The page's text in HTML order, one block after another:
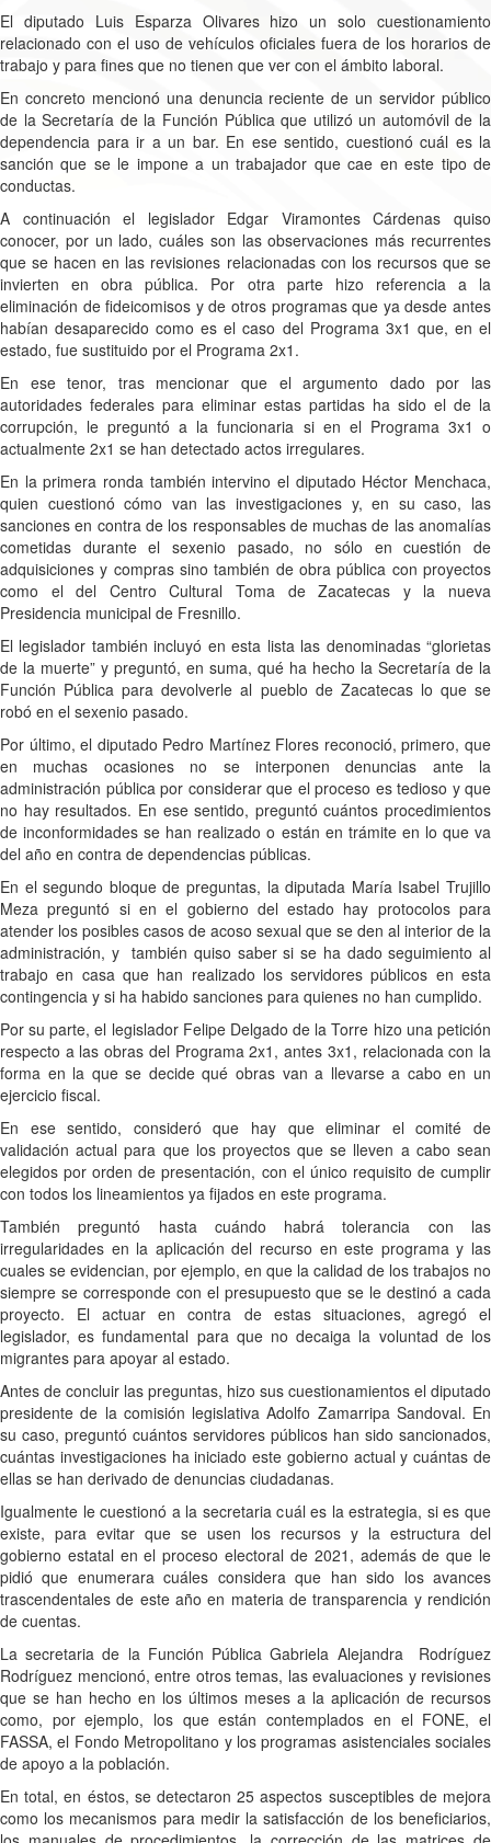
El diputado Luis Esparza Olivares hizo un solo cuestionamiento
relacionado con el uso de vehículos oficiales fuera de los horarios de
trabajo y para fines que no tienen que ver con el ámbito laboral.
En concreto mencionó una denuncia reciente de un servidor público
de la Secretaría de la Función Pública que utilizó un automóvil de la
dependencia para ir a un bar. En ese sentido, cuestionó cuál es la
sanción que se le impone a un trabajador que cae en este tipo de
conductas.
A continuación el legislador Edgar Viramontes Cárdenas quiso
conocer, por un lado, cuáles son las observaciones más recurrentes
que se hacen en las revisiones relacionadas con los recursos que se
invierten en obra pública. Por otra parte hizo referencia a la
eliminación de fideicomisos y de otros programas que ya desde antes
habían desaparecido como es el caso del Programa 3x1 que, en el
estado, fue sustituido por el Programa 2x1.
En ese tenor, tras mencionar que el argumento dado por las
autoridades federales para eliminar estas partidas ha sido el de la
corrupción, le preguntó a la funcionaria si en el Programa 3x1 o
actualmente 2x1 se han detectado actos irregulares.
En la primera ronda también intervino el diputado Héctor Menchaca,
quien cuestionó cómo van las investigaciones y, en su caso, las
sanciones en contra de los responsables de muchas de las anomalías
cometidas durante el sexenio pasado, no sólo en cuestión de
adquisiciones y compras sino también de obra pública con proyectos
como el del Centro Cultural Toma de Zacatecas y la nueva
Presidencia municipal de Fresnillo.
El legislador también incluyó en esta lista las denominadas “glorietas
de la muerte” y preguntó, en suma, qué ha hecho la Secretaría de la
Función Pública para devolverle al pueblo de Zacatecas lo que se
robó en el sexenio pasado.
Por último, el diputado Pedro Martínez Flores reconoció, primero, que
en muchas ocasiones no se interponen denuncias ante la
administración pública por considerar que el proceso es tedioso y que
no hay resultados. En ese sentido, preguntó cuántos procedimientos
de inconformidades se han realizado o están en trámite en lo que va
del año en contra de dependencias públicas.
En el segundo bloque de preguntas, la diputada María Isabel Trujillo
Meza preguntó si en el gobierno del estado hay protocolos para
atender los posibles casos de acoso sexual que se den al interior de la
administración, y también quiso saber si se ha dado seguimiento al
trabajo en casa que han realizado los servidores públicos en esta
contingencia y si ha habido sanciones para quienes no han cumplido.
Por su parte, el legislador Felipe Delgado de la Torre hizo una petición
respecto a las obras del Programa 2x1, antes 3x1, relacionada con la
forma en la que se decide qué obras van a llevarse a cabo en un
ejercicio fiscal.
En ese sentido, consideró que hay que eliminar el comité de
validación actual para que los proyectos que se lleven a cabo sean
elegidos por orden de presentación, con el único requisito de cumplir
con todos los lineamientos ya fijados en este programa.
También preguntó hasta cuándo habrá tolerancia con las
irregularidades en la aplicación del recurso en este programa y las
cuales se evidencian, por ejemplo, en que la calidad de los trabajos no
siempre se corresponde con el presupuesto que se le destinó a cada
proyecto. El actuar en contra de estas situaciones, agregó el
legislador, es fundamental para que no decaiga la voluntad de los
migrantes para apoyar al estado.
Antes de concluir las preguntas, hizo sus cuestionamientos el diputado
presidente de la comisión legislativa Adolfo Zamarripa Sandoval. En
su caso, preguntó cuántos servidores públicos han sido sancionados,
cuántas investigaciones ha iniciado este gobierno actual y cuántas de
ellas se han derivado de denuncias ciudadanas.
Igualmente le cuestionó a la secretaria cuál es la estrategia, si es que
existe, para evitar que se usen los recursos y la estructura del
gobierno estatal en el proceso electoral de 2021, además de que le
pidió que enumerara cuáles considera que han sido los avances
trascendentales de este año en materia de transparencia y rendición
de cuentas.
La secretaria de la Función Pública Gabriela Alejandra Rodríguez
Rodríguez mencionó, entre otros temas, las evaluaciones y revisiones
que se han hecho en los últimos meses a la aplicación de recursos
como, por ejemplo, los que están contemplados en el FONE, el
FASSA, el Fondo Metropolitano y los programas asistenciales sociales
de apoyo a la población.
En total, en éstos, se detectaron 25 aspectos susceptibles de mejora
como los mecanismos para medir la satisfacción de los beneficiarios,